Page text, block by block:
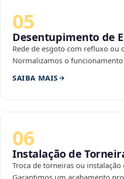
05
Desentupimento de
Rede de esgoto com refluxo ou
Normalizamos o
SAIBA MAIS
06
Instalação de
Troca de torneiras ou